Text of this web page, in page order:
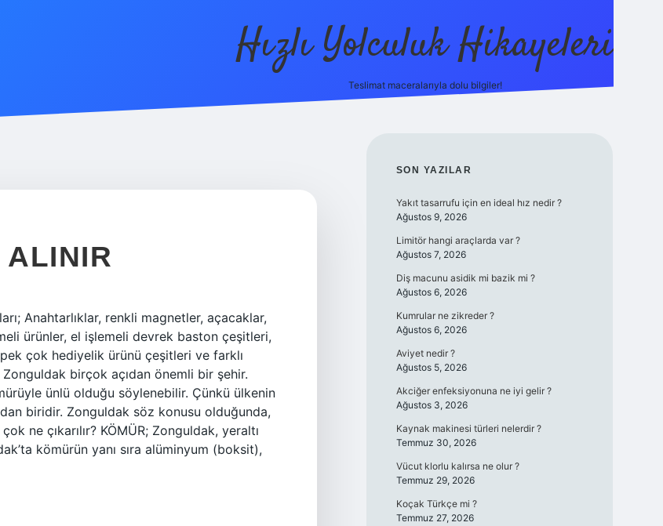
Hızlı Yolculuk Hikayeleri
Teslimat maceralarıyla dolu bilgiler!
ALINIR
Anahtarlıklar, renkli magnetler, açacaklar,
ürünler, el işlemeli devrek baston çeşitleri,
çok hediyelik ürünü çeşitleri ve farklı
birçok açıdan önemli bir şehir.
ünlü olduğu söylenebilir. Çünkü ülkenin
biridir. Zonguldak söz konusu olduğunda,
ne çıkarılır? KÖMÜR; Zonguldak, yeraltı
kömürün yanı sıra alüminyum (boksit),
SIDEBAR
SON YAZILAR
Yakıt tasarrufu için en ideal hız nedir ?
Ağustos 9, 2026
Limitör hangi araçlarda var ?
Ağustos 7, 2026
Diş macunu asidik mi bazik mi ?
Ağustos 6, 2026
Kumrular ne zikreder ?
Ağustos 6, 2026
Aviyet nedir ?
Ağustos 5, 2026
Akciğer enfeksiyonuna ne iyi gelir ?
Ağustos 3, 2026
Kaynak makinesi türleri nelerdir ?
Temmuz 30, 2026
Vücut klorlu kalırsa ne olur ?
Temmuz 29, 2026
Koçak Türkçe mi ?
Temmuz 27, 2026